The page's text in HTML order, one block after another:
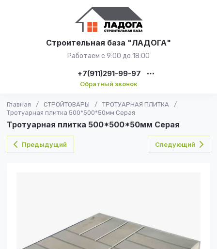
Строительная база "ЛАДОГА"
Работаем с 9:00 до 18:00
+7(911)291-99-97
Обратный звонок
Главная / СТРОЙТОВАРЫ / ТРОТУАРНАЯ ПЛИТКА
/
Тротуарная плитка 500*500*50мм Серая
Тротуарная плитка 500*500*50мм Серая
Предыдущий Следующий